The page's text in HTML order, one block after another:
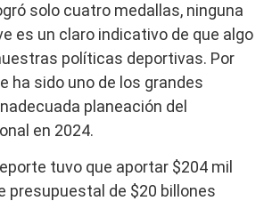
solo cuatro medallas, ninguna
es un claro indicativo de que algo
políticas deportivas. Por
ha sido uno de los grandes
planeación del
en 2024.
tuvo que aportar $204 mil
presupuestal de $20 billones